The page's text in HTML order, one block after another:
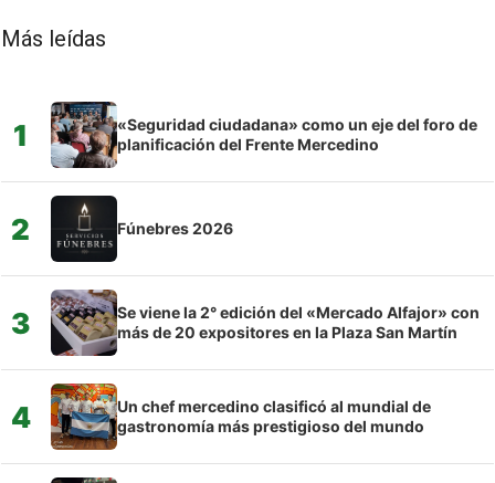
Más leídas
1
«Seguridad ciudadana» como un eje del foro de
planificación del Frente Mercedino
2 Fúnebres 2026
3
Se viene la 2° edición del «Mercado Alfajor» con
más de 20 expositores en la Plaza San Martín
4
Un chef mercedino clasificó al mundial de
gastronomía más prestigioso del mundo